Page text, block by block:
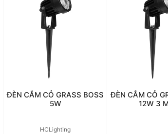
ĐÈN CẮM CỎ GRASS BOSS
5W
HCLighting
ĐÈN CẮM CỎ
12W 3